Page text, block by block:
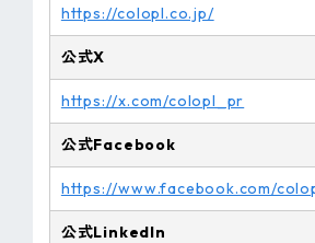
https://colopl.co.jp/
公式X
https://x.com/colopl_pr
公式Facebook
https://www.facebook.com/
公式LinkedIn